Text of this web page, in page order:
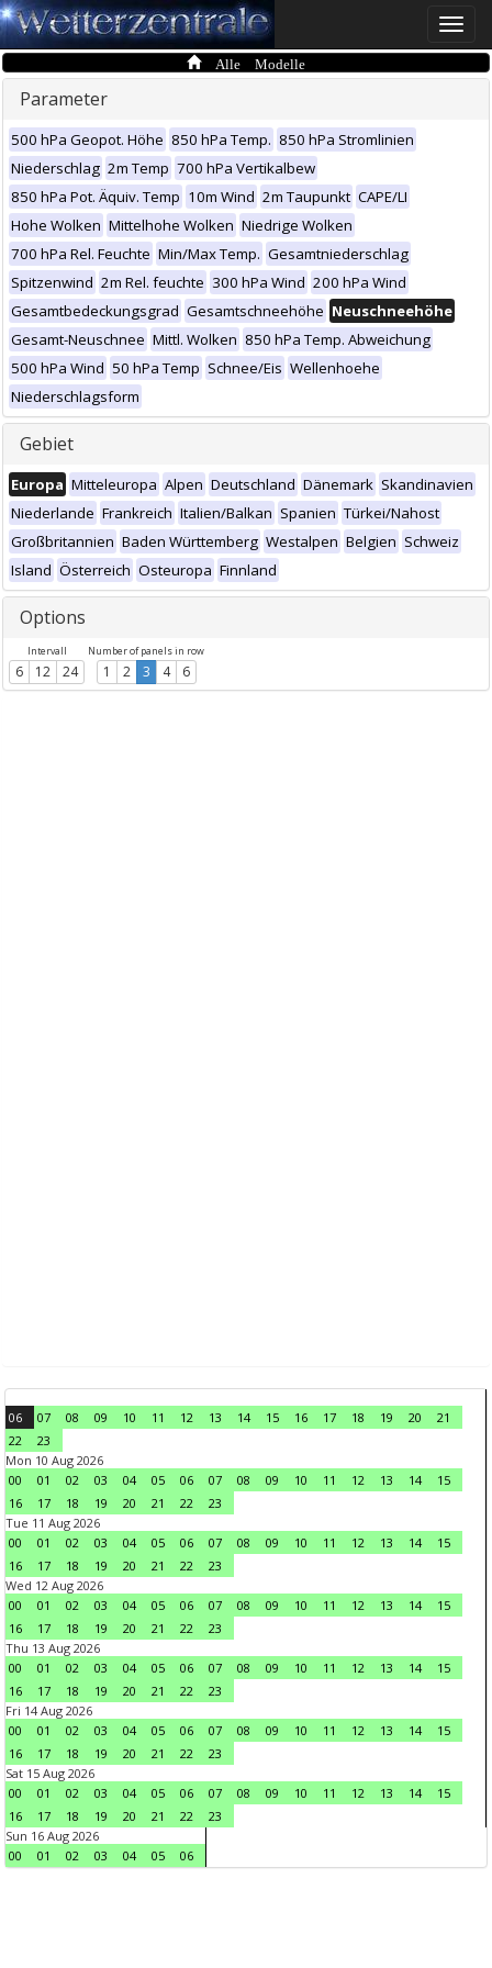
Toggle
Alle Modelle
Parameter
500 hPa Geopot. Höhe 850 hPa Temp. 850 hPa Stromlinien
Niederschlag 2m Temp 700 hPa Vertikalbew
850 hPa Pot. Äquiv. Temp 10m Wind 2m Taupunkt CAPE/LI
Hohe Wolken Mittelhohe Wolken Niedrige Wolken
700 hPa Rel. Feuchte Min/Max Temp. Gesamtniederschlag
Spitzenwind 2m Rel. feuchte 300 hPa Wind 200 hPa Wind
Gesamtbedeckungsgrad Gesamtschneehöhe Neuschneehöhe
Gesamt-Neuschnee Mittl. Wolken 850 hPa Temp. Abweichung
500 hPa Wind 50 hPa Temp Schnee/Eis Wellenhoehe
Niederschlagsform
Gebiet
Europa Mitteleuropa Alpen Deutschland Dänemark Skandinavien
Niederlande Frankreich Italien/Balkan Spanien Türkei/Nahost
Großbritannien Baden Württemberg Westalpen Belgien Schweiz
Island Österreich Osteuropa Finnland
Options
Intervall
6 12 24
Number of panels in row
1 2 3 4 6
06 07 08 09 10 11 12 13 14 15 16 17 18 19 20
21
22
23
Mon 10 Aug 2026
00
01 02 03 04 05 06 07 08 09 10 11 12 13 14
15
16
17 18 19 20 21 22
23
Tue 11 Aug 2026
00
01 02 03 04 05 06 07 08 09 10 11 12 13 14
15
16
17 18 19 20 21 22
23
Wed 12 Aug 2026
00
01 02 03 04 05 06 07 08 09 10 11 12 13 14
15
16
17 18 19 20 21 22
23
Thu 13 Aug 2026
00
01 02 03 04 05 06 07 08 09 10 11 12 13 14
15
16
17 18 19 20 21 22
23
Fri 14 Aug 2026
00
01 02 03 04 05 06 07 08 09 10 11 12 13 14
15
16
17 18 19 20 21 22
23
Sat 15 Aug 2026
00
01 02 03 04 05 06 07 08 09 10 11 12 13 14
15
16
17 18 19 20 21 22
23
Sun 16 Aug 2026
00
01 02 03 04 05 06